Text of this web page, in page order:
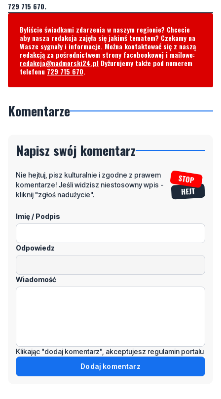
729 715 670.
Byliście świadkami zdarzenia w naszym regionie? Chcecie
aby nasza redakcja zajęła się jakimś tematem? Czekamy na
Wasze sygnały i informacje. Można kontaktować się z naszą
redakcją za pośrednictwem strony facebookowej i mailowo:
redakcja@nadmorski24.pl Dyżurujemy także pod numerem
telefonu 729 715 670.
Komentarze
Napisz swój komentarz
Nie hejtuj, pisz kulturalnie i zgodne z prawem
komentarze! Jeśli widzisz niestosowny wpis -
kliknij "zgłoś nadużycie".
Imię / Podpis
Odpowiedz
Wiadomość
Klikając "dodaj komentarz", akceptujesz regulamin portalu
Dodaj komentarz